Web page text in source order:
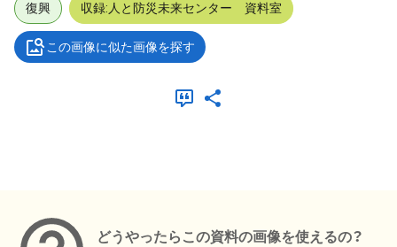
復興 収録:人と防災未来センター 資料室
この画像に似た画像を探す
どうやったらこの資料の画像を使えるの？